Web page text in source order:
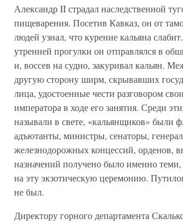
Александр II страдал наследственной
пищеварения. Посетив Кавказ, он от
людей узнал, что курение кальяна
утренней прогулки он отправлялся в
и, воссев на судно, закуривал кальян.
другую сторону ширм, скрывавших
лица, удостоенные чести разговором
императора в ходе его занятия. Среди
называли в свете, «кальянщиков» были
адъютанты, министры, сенаторы,
железнодорожных концессий, орденов,
назначений получено было именно
на эту экзотическую церемонию.
не был.
Директору горного департамента